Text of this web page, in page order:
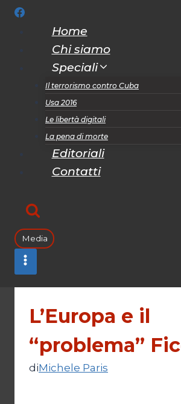
Salta
contenuto
Home
Chi siamo
Speciali
Il terrorismo contro Cuba
Usa 2016
Le libertà digitali
La pena di morte
Editoriali
Contatti
Media
L’Europa e il
“problema”
diMichele Paris